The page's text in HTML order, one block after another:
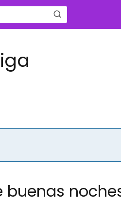
buenas